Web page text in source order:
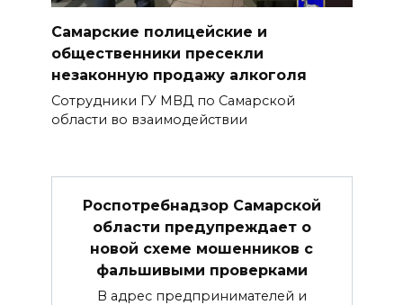
Самарские полицейские и
общественники пресекли
незаконную продажу алкоголя
Сотрудники ГУ МВД по Самарской
области во взаимодействии
Роспотребнадзор Самарской
области предупреждает о
новой схеме мошенников с
фальшивыми проверками
В адрес предпринимателей и